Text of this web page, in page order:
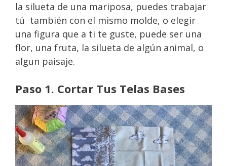
la silueta de una mariposa, puedes trabajar
tú también con el mismo molde, o elegir
una figura que a ti te guste, puede ser una
flor, una fruta, la silueta de algún animal, o
algun paisaje.
Paso 1. Cortar Tus Telas Bases